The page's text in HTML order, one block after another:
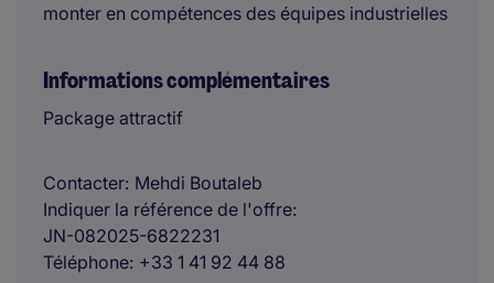
monter en compétences des équipes industrielles
Informations complémentaires
Package attractif
Contacter Mehdi Boutaleb
Indiquer la référence de l'offre
JN-082025-6822231
Téléphone +33 1 41 92 44 88